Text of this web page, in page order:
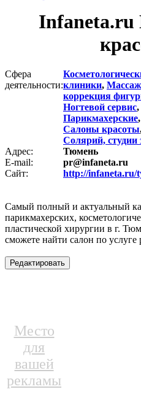
Infaneta.ru
Сфера
деятельности:клиники,
коррекция
Ногтевой сервис,
Парикмахерские,
Салоны красоты
Солярий, студии
Адрес:
Тюмень
E-mail:
pr@infaneta.ru
Сайт:
http://infaneta.ru/
Самый полный и актуальный
парикмахерских,
пластической хирургии в г.
сможете найти салон по услуге
Место
для
вашей
рекламы